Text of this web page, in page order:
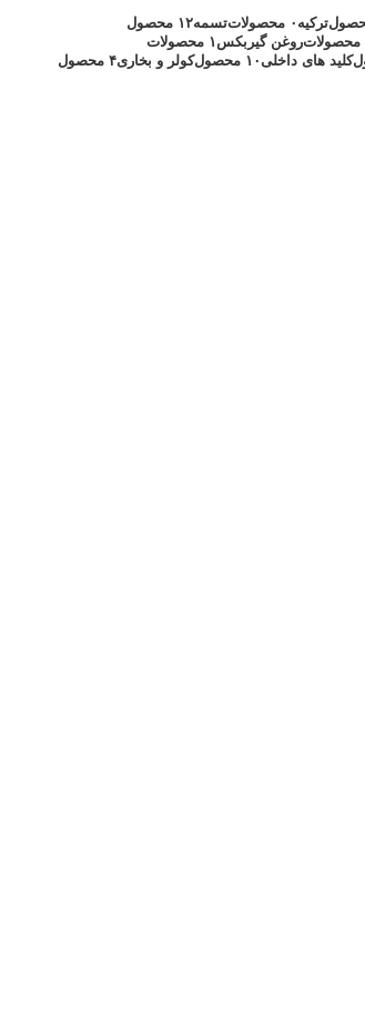
ترکیه ۰ محصولات تسمه۱۲ محصول
روغن گیربکس ۱ محصولات
کلید های داخلی۱۰ محصول کولر و بخاری۴ محصول